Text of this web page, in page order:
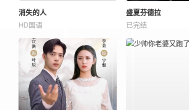
消失的人
HD国语
盛夏芬德拉
已完结